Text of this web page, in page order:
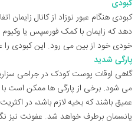
کبودی
کبودی هنگام عبور نوزاد از کانال
دهد که زایمان با کمک فورسپس یا
خودی خود از بین می رود. این کبودی
پارگی شدید
گاهی اوقات پوست کودک در جراحی
می شود. برخی از پارگی ها ممکن است
عمیق باشند که بخیه لازم باشد، در
پانسمان برطرف خواهد شد. عفونت نیز